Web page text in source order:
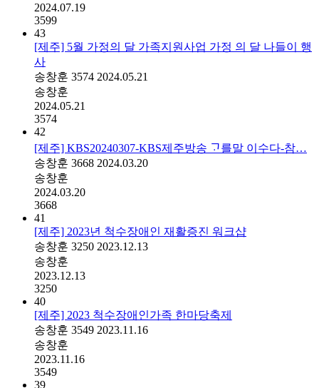
2024.07.19
3599
43
[제주] 5월 가정의 달 가족지원사업 가정 의 달 나들이 행
사
송창훈 3574 2024.05.21
송창훈
2024.05.21
3574
42
[제주] KBS20240307-KBS제주방송 ᄀᆞ를말 이수다-참…
송창훈 3668 2024.03.20
송창훈
2024.03.20
3668
41
[제주] 2023년 척수장애인 재활증진 워크샵
송창훈 3250 2023.12.13
송창훈
2023.12.13
3250
40
[제주] 2023 척수장애인가족 한마당축제
송창훈 3549 2023.11.16
송창훈
2023.11.16
3549
39